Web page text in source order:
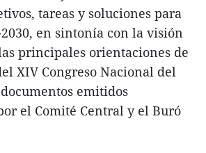
tareas y soluciones para
en sintonía con la visión
principales orientaciones de
XIV Congreso Nacional del
emitidos
el Comité Central y el Buró